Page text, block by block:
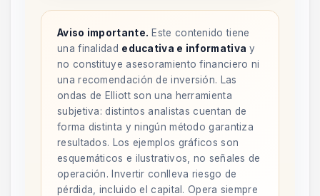
Aviso importante. Este contenido tiene
una finalidad educativa e informativa y
no constituye asesoramiento financiero ni
una recomendación de inversión. Las
ondas de Elliott son una herramienta
subjetiva: distintos analistas cuentan de
forma distinta y ningún método garantiza
resultados. Los ejemplos gráficos son
esquemáticos e ilustrativos, no señales de
operación. Invertir conlleva riesgo de
pérdida, incluido el capital. Opera siempre